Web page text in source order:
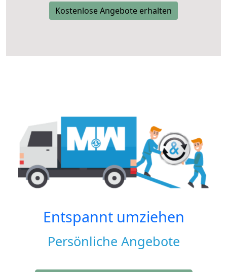
Kostenlose Angebote erhalten
Entspannt umziehen
Persönliche Angebote